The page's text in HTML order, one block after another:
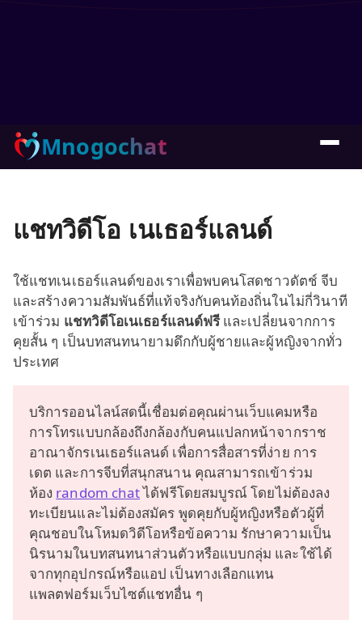
Mnogochat
แชทวิดีโอ เนเธอร์แลนด์
ใช้แชทเนเธอร์แลนด์ของเราเพื่อพบคนโสดชาวดัตช์ จีบ
และสร้างความสัมพันธ์ที่แท้จริงกับคนท้องถิ่นในไม่กี่วินาที
เข้าร่วม แชทวิดีโอเนเธอร์แลนด์ฟรีและเปลี่ยนจากการ
คุยสั้น ๆ เป็นบทสนทนายามดึกกับผู้ชายและผู้หญิงจากทั่ว
ประเทศ
บริการออนไลน์สดนี้เชื่อมต่อคุณผ่านเว็บแคมหรือ
การโทรแบบกล้องถึงกล้องกับคนแปลกหน้าจากราช
อาณาจักรเนเธอร์แลนด์ เพื่อการสื่อสารที่ง่าย การ
เดต และการจีบที่สนุกสนาน คุณสามารถเข้าร่วม
ห้อง random chatได้ฟรีโดยสมบูรณ์ โดยไม่ต้องลง
ทะเบียนและไม่ต้องสมัคร พูดคุยกับผู้หญิงหรือตัวผู้ที่
คุณชอบในโหมดวิดีโอหรือข้อความ รักษาความเป็น
นิรนามในบทสนทนาส่วนตัวหรือแบบกลุ่ม และใช้ได้
จากทุกอุปกรณ์หรือแอป เป็นทางเลือกแทน
แพลตฟอร์มเว็บไซต์แชทอื่น ๆ